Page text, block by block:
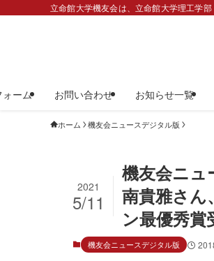
立命館大学機友会は、立命館大学理工学
ーム お問い合わせ お知らせ一覧
ホーム 機友会ニュースデジタル版
機友会ニ
南貴雅さん
ン最優秀賞
2021
5/11
機友会ニュースデジタル版